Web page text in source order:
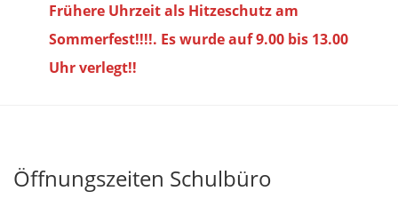
Frühere Uhrzeit als Hitzeschutz am
Sommerfest!!!!. Es wurde auf 9.00 bis 13.00
Uhr verlegt!!
Öffnungszeiten Schulbüro